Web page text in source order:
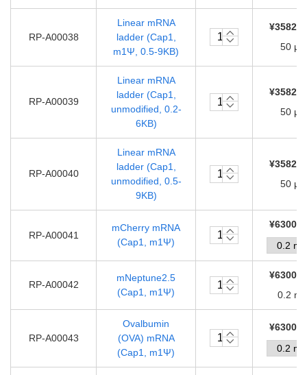
RP-A00038
Linear mRNA
ladder (Cap1,
m1Ψ, 0.5-9KB)
50 μL
RP-A00039
Linear mRNA
ladder (Cap1,
unmodified, 0.2-
6KB)
50 μL
RP-A00040
Linear mRNA
ladder (Cap1,
unmodified, 0.5-
9KB)
50 μL
RP-A00041
mCherry mRNA
(Cap1, m1Ψ)
RP-A00042
mNeptune2.5
(Cap1, m1Ψ)
0.2 mg
RP-A00043
Ovalbumin
(OVA) mRNA
(Cap1, m1Ψ)